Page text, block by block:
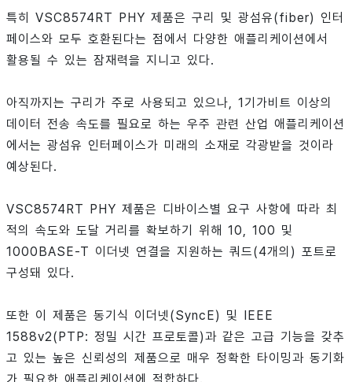
특히 VSC8574RT PHY 제품은 구리 및 광섬유(fiber) 인터
페이스와 모두 호환된다는 점에서 다양한 애플리케이션에서
활용될 수 있는 잠재력을 지니고 있다.
아직까지는 구리가 주로 사용되고 있으나, 1기가비트 이상의
데이터 전송 속도를 필요로 하는 우주 관련 산업 애플리케이션
에서는 광섬유 인터페이스가 미래의 소재로 각광받을 것이라
예상된다.
VSC8574RT PHY 제품은 디바이스별 요구 사항에 따라 최
적의 속도와 도달 거리를 확보하기 위해 10, 100 및
1000BASE-T 이더넷 연결을 지원하는 쿼드(4개의) 포트로
구성돼 있다.
또한 이 제품은 동기식 이더넷(SyncE) 및 IEEE
1588v2(PTP: 정밀 시간 프로토콜)과 같은 고급 기능을 갖추
고 있는 높은 신뢰성의 제품으로 매우 정확한 타이밍과 동기화